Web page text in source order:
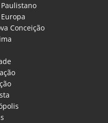
Conceição